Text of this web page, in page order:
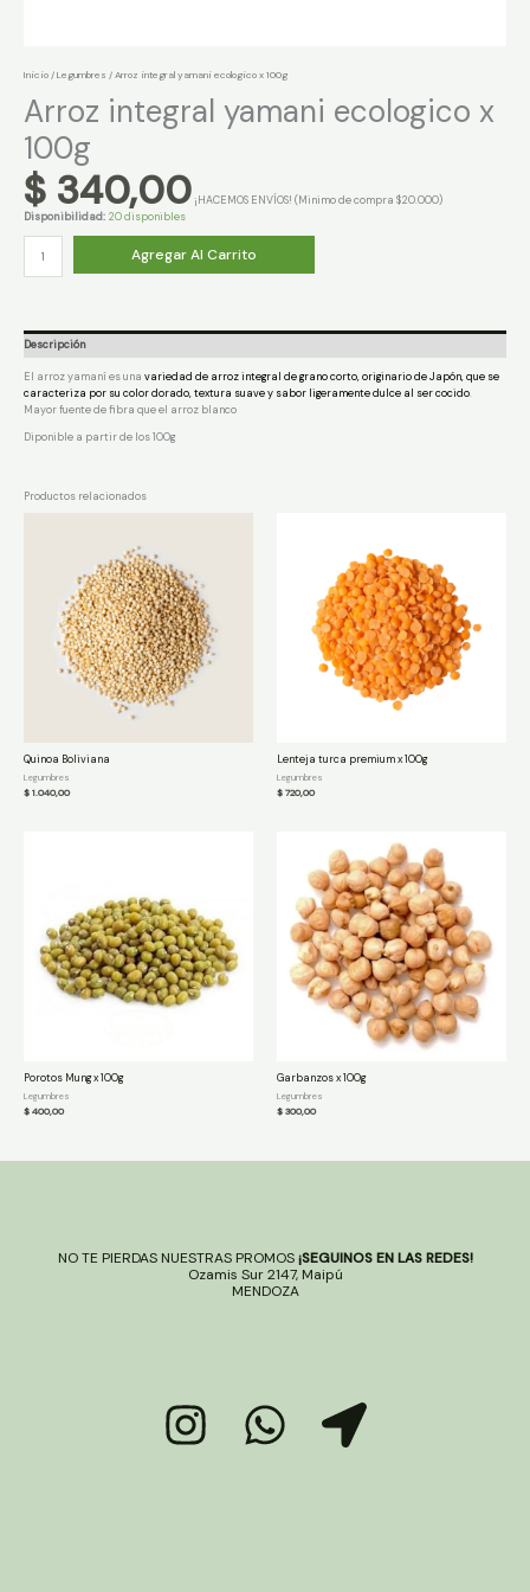
Inicio/Legumbres / Arroz integral yamani ecologico x 100g
Arroz integral yamani ecologico x
100g
$ 340,00 ¡HACEMOS ENVÍOS! (Minimo de compra $20.000)
Disponibilidad: 20 disponibles
integral
yamani
cantidad
Agregar Al Carrito
Descripción
El arroz yamaní es una variedad de arroz integral de grano corto, originario de Japón, que se
caracteriza por su color dorado, textura suave y sabor ligeramente dulce al ser cocido.
Mayor fuente de fibra que el arroz blanco
Diponible a partir de los 100g
Productos relacionados
Quinoa Boliviana
Legumbres
$1.040,00
Lenteja turca premium x 100g
Legumbres
$720,00
Porotos Mung x 100g
Legumbres
$400,00
Garbanzos x 100g
Legumbres
$300,00
NO TE PIERDAS NUESTRAS PROMOS¡SEGUINOS EN LAS REDES!
Ozamis Sur 2147, Maipú
MENDOZA